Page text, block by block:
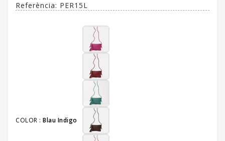
Referència: PER15L
COLOR : Blau Indigo